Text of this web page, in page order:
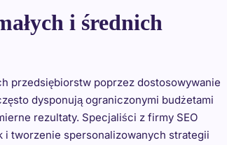
i średnich
przedsiębiorstw poprzez dostosowywanie
dysponują ograniczonymi budżetami
rezultaty. Specjaliści z firmy SEO
i tworzenie spersonalizowanych strategii